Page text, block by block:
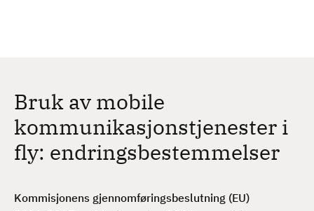
Bruk av mobile
kommunikasjonstjenester i
fly: endringsbestemmelser
Kommisjonens gjennomføringsbeslutning (EU)